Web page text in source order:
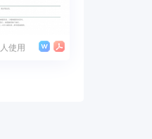
人使用